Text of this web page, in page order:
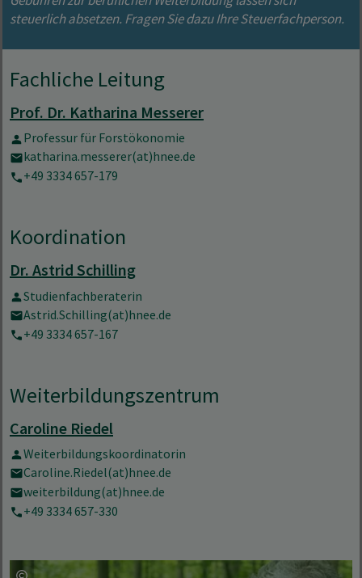
steuerlich absetzen. Fragen Sie dazu Ihre Steuerfachperson.
Fachliche Leitung
Prof. Dr. Katharina Messerer
Professur für Forstökonomie
katharina.messerer(at)hnee.de
+49 3334 657-179
Koordination
Dr. Astrid Schilling
Studienfachberaterin
Astrid.Schilling(at)hnee.de
+49 3334 657-167
Weiterbildungszentrum
Caroline Riedel
Weiterbildungskoordinatorin
Caroline.Riedel(at)hnee.de
weiterbildung(at)hnee.de
+49 3334 657-330